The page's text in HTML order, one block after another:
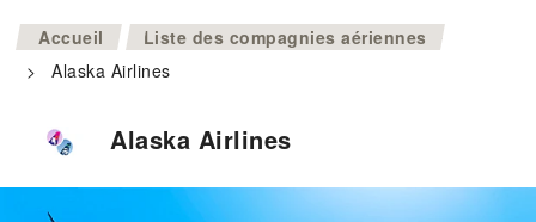
Accueil >
Liste des compagnies aériennes
>
Alaska Airlines
Alaska Airlines